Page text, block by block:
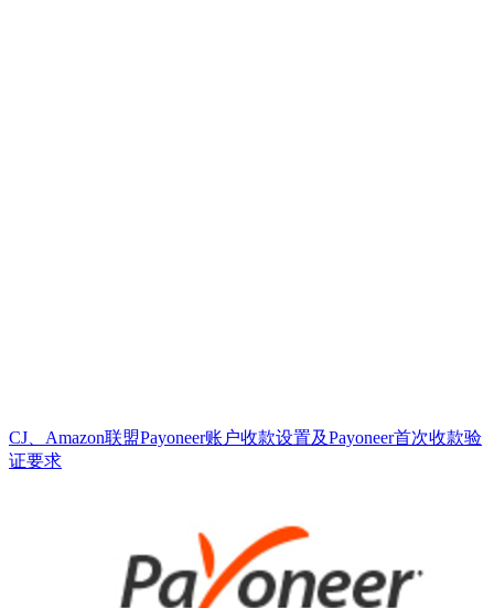
CJ、Amazon联盟Payoneer账户收款设置及Payoneer首次收款验
证要求